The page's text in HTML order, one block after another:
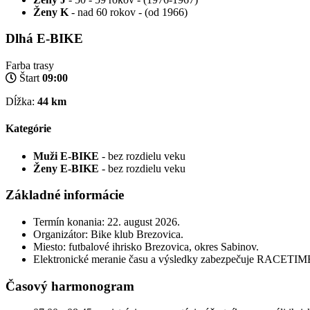
Ženy K - nad 60 rokov - (od 1966)
Dlhá E-BIKE
Farba trasy
Štart 09:00
Dĺžka: 44 km
Kategórie
Muži E-BIKE - bez rozdielu veku
Ženy E-BIKE - bez rozdielu veku
Základné informácie
Termín konania: 22. august 2026.
Organizátor: Bike klub Brezovica.
Miesto: futbalové ihrisko Brezovica, okres Sabinov.
Elektronické meranie času a výsledky zabezpečuje
Časový harmonogram